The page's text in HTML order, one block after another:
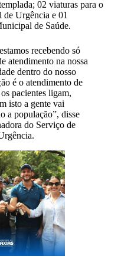
02 viaturas para o
Urgência e 01
de Saúde.
recebendo só
atendimento na nossa
dentro do nosso
é o atendimento de
pacientes ligam,
isto a gente vai
a população”, disse
do Serviço de